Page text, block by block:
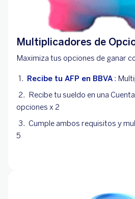
Multiplicadores de
Maximiza tus opciones de ganar
Recibe tu AFP en BBVA :
Recibe tu sueldo en una
opciones x 2
Cumple ambos requisitos y
5